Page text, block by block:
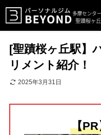
[聖蹟桜ヶ丘駅
リメント紹介！
2025年3月31日
【